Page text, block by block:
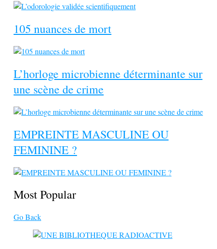
105 nuances de mort
L’horloge microbienne déterminante sur
une scène de crime
EMPREINTE MASCULINE OU
FEMININE ?
Most Popular
Go Back